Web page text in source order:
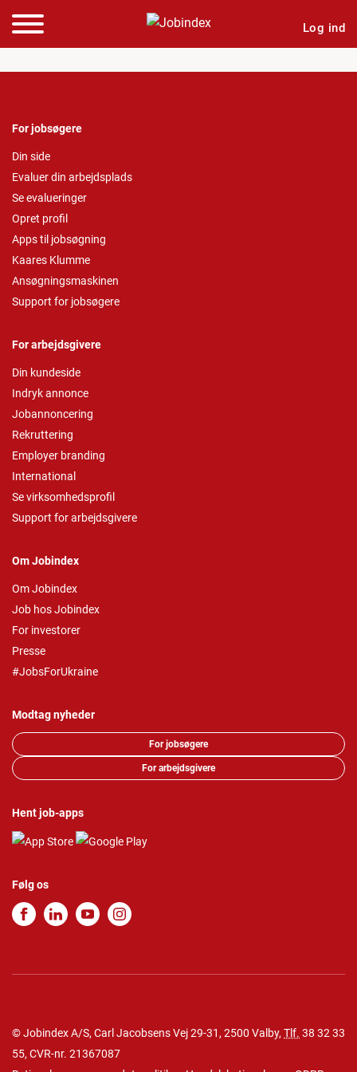
Log ind
For jobsøgere
Din side
Evaluer din arbejdsplads
Se evalueringer
Opret profil
Apps til jobsøgning
Kaares Klumme
Ansøgningsmaskinen
Support for jobsøgere
For arbejdsgivere
Din kundeside
Indryk annonce
Jobannoncering
Rekruttering
Employer branding
International
Se virksomhedsprofil
Support for arbejdsgivere
Om Jobindex
Om Jobindex
Job hos Jobindex
For investorer
Presse
#JobsForUkraine
Modtag nyheder
For jobsøgere
For arbejdsgivere
Hent job-apps
Følg os
© Jobindex A/S, Carl Jacobsens Vej 29-31, 2500 Valby, Tlf. 38 32 33
55, CVR-nr. 21367087